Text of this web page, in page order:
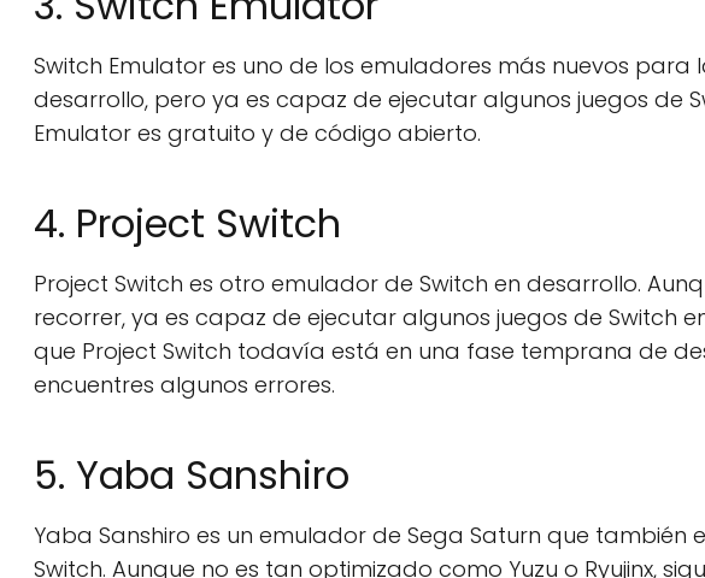
Switch Emulator es uno de los emuladores más nuevos para
desarrollo, pero ya es capaz de ejecutar algunos juegos de
Emulator es gratuito y de código abierto.
4. Project Switch
Project Switch es otro emulador de Switch en desarrollo.
recorrer, ya es capaz de ejecutar algunos juegos de Switch
que Project Switch todavía está en una fase temprana de
encuentres algunos errores.
5. Yaba Sanshiro
Yaba Sanshiro es un emulador de Sega Saturn que
Switch. Aunque no es tan optimizado como Yuzu o Ryujinx,